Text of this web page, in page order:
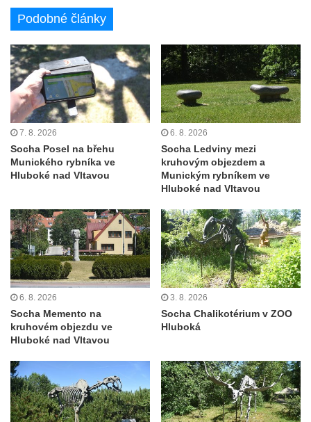
Socha vodníka u požární nádrže v
Socha býka před areálem firmy 2JCP v
Račicích
Povodňový sloup II. v Dobříni
Povodňový sloup I. v Dobříni
Pamětní kámen vodního díla Josefův Důl
Socha svatého Floriána na domě čp. 3 v
Oparnu
Socha svaté Anny u domu čp. 3 v Oparnu
Lavička Václava Havla v Pardubicích
Lavička Václava Havla v Novém Boru
Lavička Václava Havla v Krásné Lípě
Upoutávka JduHřebenovkou u parkoviště
na Mezní Louce
Kamenný obelisk na vyhlídce u Pravčické
brány
a svatého Jana Nepomuckého východně
od Mezné
Socha vodníka na trase naučné stezky v
Podobné články
7. 8. 2026
Socha Posel na břehu
Munického rybníka ve
Hluboké nad Vltavou
6. 8. 2026
Socha Ledviny mezi
kruhovým objezdem a
Munickým rybníkem ve
Hluboké nad Vltavou
6. 8. 2026
Socha Memento na
kruhovém objezdu ve
Hluboké nad Vltavou
3. 8. 2026
Socha Chalikotérium v ZOO
Hluboká